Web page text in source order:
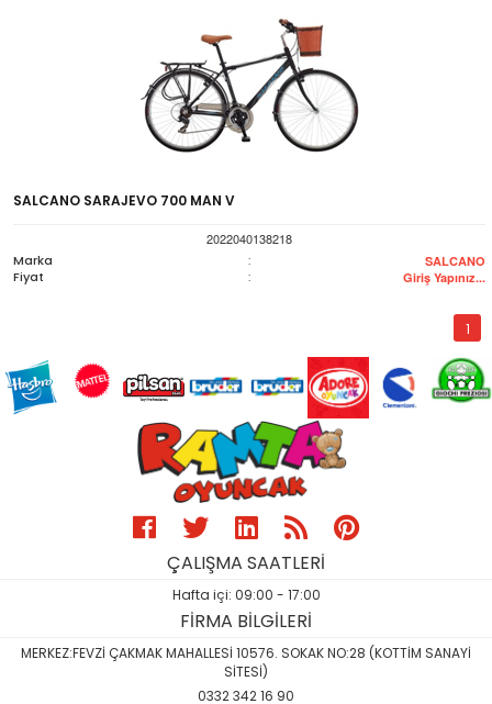
SALCANO SARAJEVO 700 MAN V
2022040138218
Marka
: SALCANO
Fiyat : Giriş Yapınız...
1
ÇALIŞMA SAATLERİ
Hafta içi: 09:00 - 17:00
FİRMA BİLGİLERİ
MERKEZ:FEVZİ ÇAKMAK MAHALLESİ 10576. SOKAK NO:28 (KOTTİM SANAYİ
SİTESİ)
0332 342 16 90